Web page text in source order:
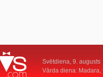
Svētdiena, 9. augusts
Vārda diena: Madara,